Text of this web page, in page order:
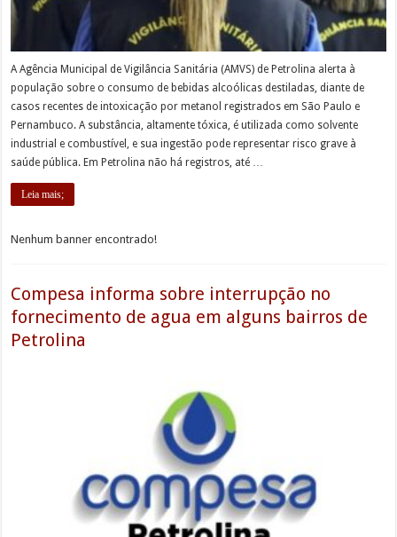
A Agência Municipal de Vigilância Sanitária (AMVS) de Petrolina alerta à
população sobre o consumo de bebidas alcoólicas destiladas, diante de
casos recentes de intoxicação por metanol registrados em São Paulo e
Pernambuco. A substância, altamente tóxica, é utilizada como solvente
industrial e combustível, e sua ingestão pode representar risco grave à
saúde pública. Em Petrolina não há registros, até …
Leia mais;
Nenhum banner encontrado!
Compesa informa sobre interrupção no
fornecimento de agua em alguns bairros de
Petrolina